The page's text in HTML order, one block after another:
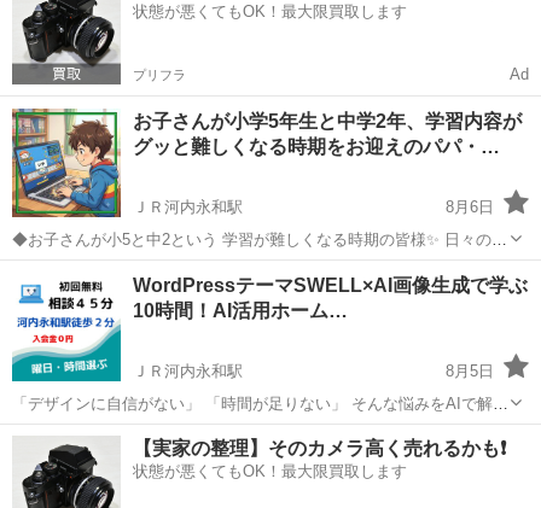
状態が悪くてもOK！最大限買取します
プリフラ Ad
お子さんが小学5年生と中学2年、学習内容が
グッと難しくなる時期をお迎えのパパ・…
ＪＲ河内永和駅
8月6日
◆お子さんが小5と中2という 学習が難しくなる時期の皆様✨ 日々の宿
題や部活のサポート 本当にお疲れ様です！🍵 ◆スマホを使いこなす姿
に デジタル世代だと感心しつつ 課題で指一本で打つ様子に 不安を感
じてい...
ホームページ作成
Canva
WordPressテーマSWELL×AI画像生成で学ぶ
10時間！AI活用ホーム…
ＪＲ河内永和駅
8月5日
「デザインに自信がない」 「時間が足りない」 そんな悩みをAIで解
決！ SNS投稿のネタ探しや画像制作に疲れ果てていませんか？ 本講座
では、国内最高峰の人気テーマ **「SWELL」と「AI・Canva」**...
大阪 東大阪市 ＪＲ河内永和駅 ホームページ作成
リモート
【実家の整理】そのカメラ高く売れるかも❗️
状態が悪くてもOK！最大限買取します